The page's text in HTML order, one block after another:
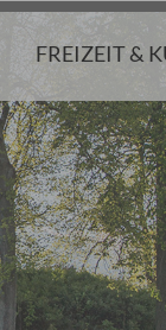
FREIZEIT &